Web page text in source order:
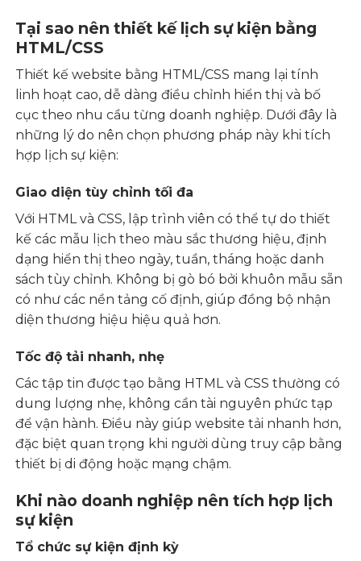
Tại sao nên thiết kế lịch sự kiện bằng
HTML/CSS
Thiết kế website bằng HTML/CSS mang lại tính
linh hoạt cao, dễ dàng điều chỉnh hiển thị và bố
cục theo nhu cầu từng doanh nghiệp. Dưới đây là
những lý do nên chọn phương pháp này khi tích
hợp lịch sự kiện:
Giao diện tùy chỉnh tối đa
Với HTML và CSS, lập trình viên có thể tự do thiết
kế các mẫu lịch theo màu sắc thương hiệu, định
dạng hiển thị theo ngày, tuần, tháng hoặc danh
sách tùy chỉnh. Không bị gò bó bởi khuôn mẫu sẵn
có như các nền tảng cố định, giúp đồng bộ nhận
diện thương hiệu hiệu quả hơn.
Tốc độ tải nhanh, nhẹ
Các tập tin được tạo bằng HTML và CSS thường có
dung lượng nhẹ, không cần tài nguyên phức tạp
để vận hành. Điều này giúp website tải nhanh hơn,
đặc biệt quan trọng khi người dùng truy cập bằng
thiết bị di động hoặc mạng chậm.
Khi nào doanh nghiệp nên tích hợp lịch
sự kiện
Tổ chức sự kiện định kỳ